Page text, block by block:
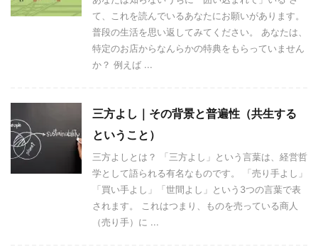
て、これを読んでいるあなたにお願いがあります。
普段の生活を思い返してみてください。 あなたは、
特定のお店からなんらかの特典をもらっていません
か？ 例えば ...
三方よし｜その背景と普遍性（共生する
ということ）
三方よしとは？ 「三方よし」という言葉は、経営哲
学として語られる有名なものです。 「売り手よし」
「買い手よし」「世間よし」という3つの言葉で表
されます。 これはつまり、ものを売っている商人
（売り手）に ...